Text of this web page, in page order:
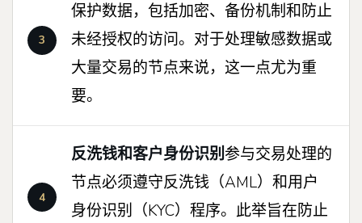
保护数据，包括加密、备份机制和防止
未经授权的访问。对于处理敏感数据或
大量交易的节点来说，这一点尤为重
要。
反洗钱和客户身份识别参与交易处理的
节点必须遵守反洗钱（AML）和用户
身份识别（KYC）程序。此举旨在防止